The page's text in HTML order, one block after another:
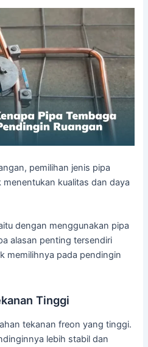
pemilihan jenis pipa
kualitas dan daya
dengan menggunakan pipa
alasan penting tersendiri
memilihnya pada pendingin
Tinggi
tekanan freon yang tinggi.
lebih stabil dan